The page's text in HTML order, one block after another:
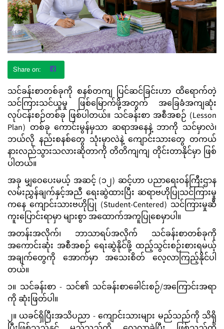
သင်ခန်းစာတစ်ခုကို စနစ်တကျ ပြင်ဆင်ခြင်းဟာ ထိရောက်တဲ့
သင်ကြားသင်ယူမှု ဖြစ်မြောက်ဖို့အတွက် အခြေခံအကျဆုံး
လုပ်ငန်းစဉ်တစ်ခု ဖြစ်ပါတယ်။ သင်ခန်းစာ အစီအစဉ် (Lesson
Plan) တစ်ခု ကောင်းမွန်မှသာ ဆရာအနေနဲ့ ဘာကို သင်မှာလဲ၊
ဘယ်လို နည်းစနစ်တွေ သုံးမှာလဲနဲ့ ကျောင်းသားတွေ တကယ်
နားလည်သွားသလားဆိုတာကို တိတိကျကျ တိုင်းတာနိုင်မှာ ဖြစ်
ပါတယ်။
အခု မျှဝေပေးမယ့် အဆင့် (၁၂) ဆင့်ဟာ ပညာရေးဝန်ကြီးဌာန
လမ်းညွှန်ချက်နှင့်အညီ ရေးဆွဲထားပြီး ဆရာဗဟိုပြုသင်ကြားမှု
ကနေ ကျောင်းသားဗဟိုပြု (Student-Centered) သင်ကြားမှုဆီ
ကူးပြောင်းရာမှာ များစွာ အထောက်အကူပြုစေမှာပါ။
အတန်းအလိုက်၊ ဘာသာရပ်အလိုက် သင်ခန်းစာတစ်ခုကို
အကောင်းဆုံး အစီအစဉ် ရေးဆွဲနိုင်ဖို့ ထည့်သွင်းစဉ်းစားရမယ့်
အချက်တွေကို အောက်မှာ အသေးစိတ် လေ့လာကြည့်နိုင်ပါ
တယ်။
၁။ သင်ခန်းစာ - သင်၏ သင်ခန်းစာခေါင်းစဉ်/အကြောင်းအရာ
ကို ဆုံးဖြတ်ပါ။
၂။ ယခင်ရှိပြီးအသိပညာ - ကျောင်းသားများ မည်သည်ကို သိရှိ